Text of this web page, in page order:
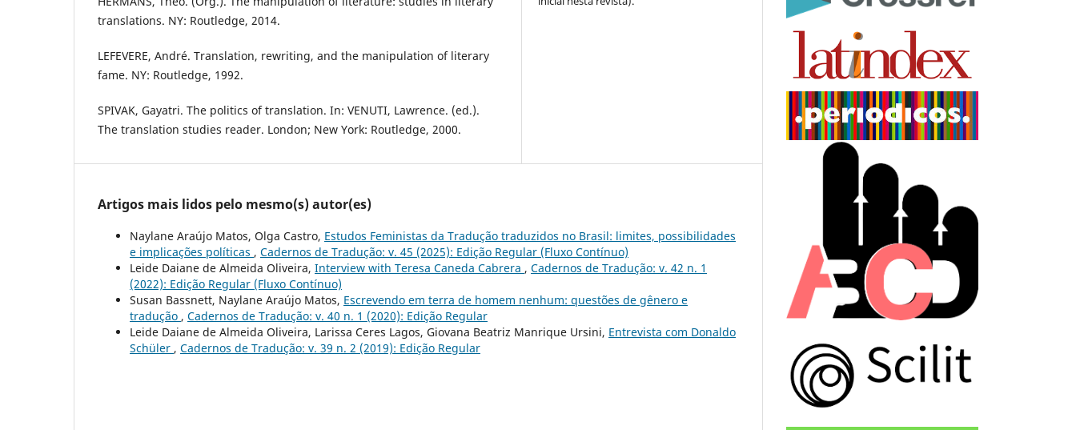
translations. NY: Routledge, 2014.
LEFEVERE, André. Translation, rewriting, and the manipulation of literary
fame. NY: Routledge, 1992.
SPIVAK, Gayatri. The politics of translation. In: VENUTI, Lawrence. (ed.).
The translation studies reader. London; New York: Routledge, 2000.
Artigos mais lidos pelo mesmo(s) autor(es)
Naylane Araújo Matos, Olga Castro, Estudos Feministas da Tradução traduzidos no Brasil: limites, possibilidades
e implicações políticas , Cadernos de Tradução: v. 45 (2025): Edição Regular (Fluxo Contínuo)
Leide Daiane de Almeida Oliveira, Interview with Teresa Caneda Cabrera , Cadernos de Tradução: v. 42 n. 1
(2022): Edição Regular (Fluxo Contínuo)
Susan Bassnett, Naylane Araújo Matos, Escrevendo em terra de homem nenhum: questões de gênero e
tradução , Cadernos de Tradução: v. 40 n. 1 (2020): Edição Regular
Leide Daiane de Almeida Oliveira, Larissa Ceres Lagos, Giovana Beatriz Manrique Ursini, Entrevista com Donaldo
Schüler , Cadernos de Tradução: v. 39 n. 2 (2019): Edição Regular